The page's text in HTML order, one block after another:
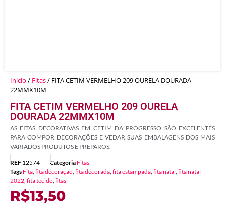
Início / Fitas/ FITA CETIM VERMELHO 209 OURELA DOURADA
22MMX10M
FITA CETIM VERMELHO 209 OURELA
DOURADA 22MMX10M
AS FITAS DECORATIVAS EM CETIM DA PROGRESSO SÃO EXCELENTES
PARA COMPOR DECORAÇÕES E VEDAR SUAS EMBALAGENS DOS MAIS
VARIADOS PRODUTOS E PREPAROS.
REF 12574 Categoria Fitas
Tags Fita, fita decoração, fita decorada, fita estampada, fita natal, fita natal
2022, fita tecido, fitas
R$13,50